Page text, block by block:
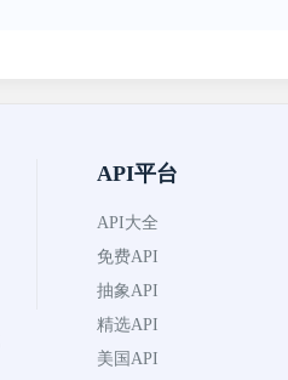
API平台
API大全
免费API
抽象API
精选API
美国API